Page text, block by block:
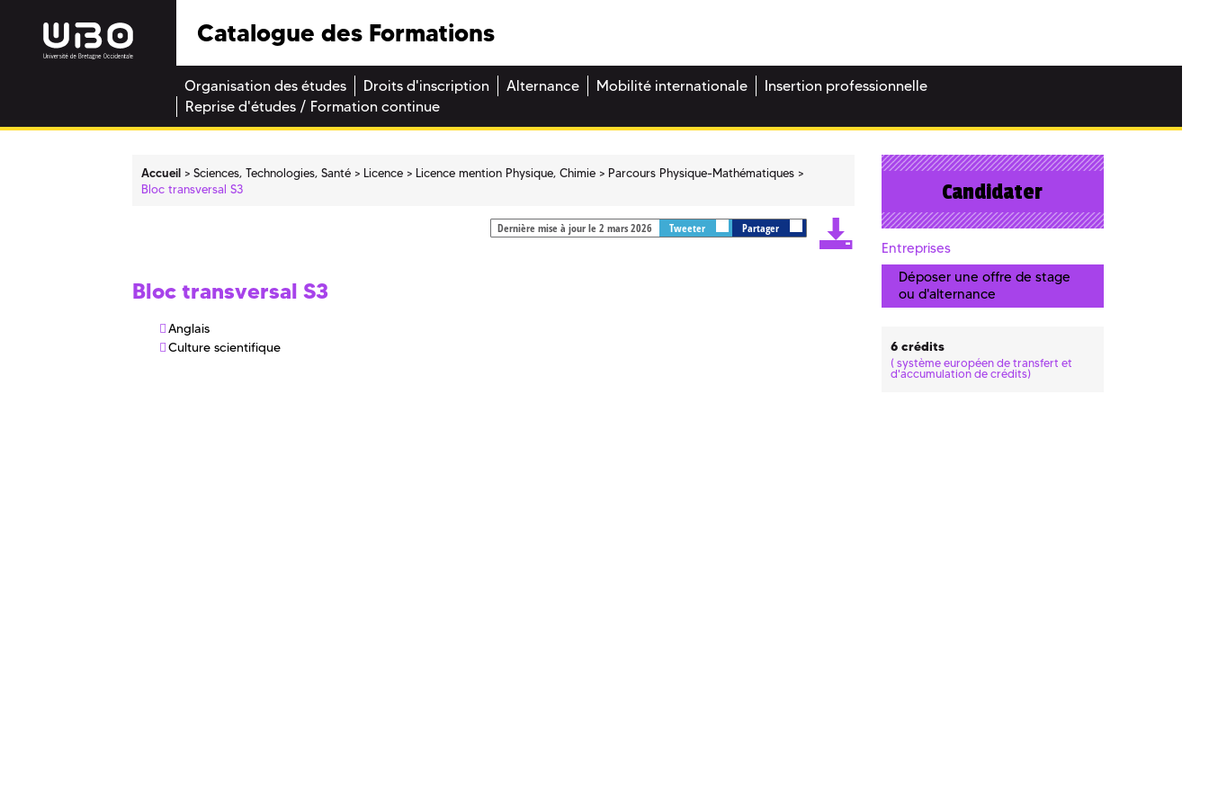
Catalogue des Formations
Organisation des études Droits d'inscription Alternance Mobilité internationale
Insertion professionnelle
Reprise d'études / Formation continue
Accueil Sciences, Technologies, Santé Licence Licence mention Physique, Chimie
Parcours Physique-Mathématiques
Bloc transversal S3
Dernière mise à jour le 2 mars 2026 Tweeter Partager
Bloc transversal S3
Anglais
Culture scientifique
Candidater
Entreprises
Déposer une offre de stage
ou d'alternance
6 crédits
( système européen de transfert et
d'accumulation de crédits)